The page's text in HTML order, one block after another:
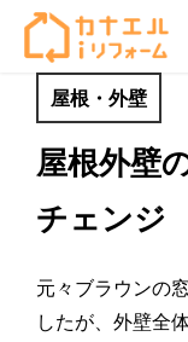
屋根・外壁
屋根外壁
チェンジ
元々ブラウンの
したが、外壁全